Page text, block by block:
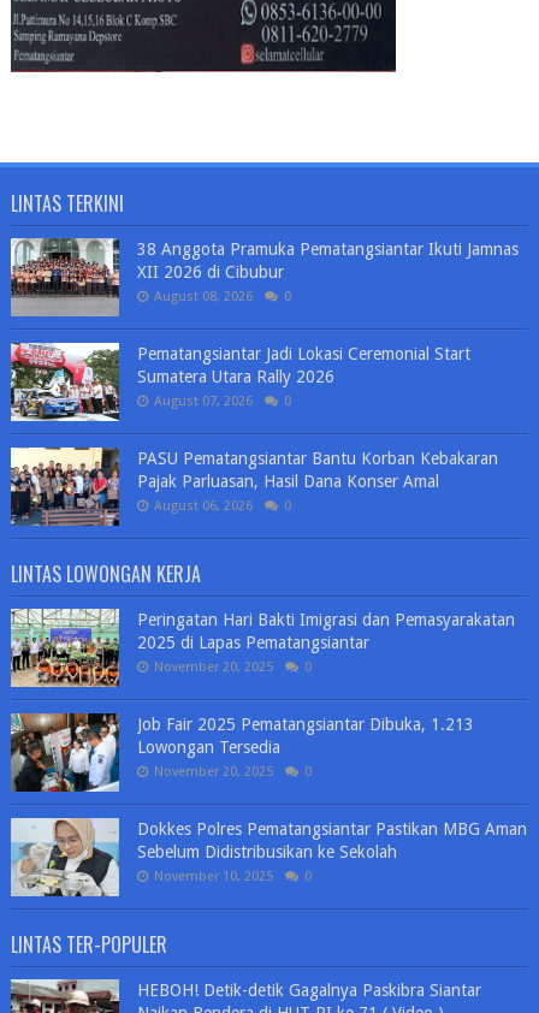
LINTAS TERKINI
38 Anggota Pramuka Pematangsiantar Ikuti Jamnas
XII 2026 di Cibubur
August 08, 2026 0
Pematangsiantar Jadi Lokasi Ceremonial Start
Sumatera Utara Rally 2026
August 07, 2026 0
PASU Pematangsiantar Bantu Korban Kebakaran
Pajak Parluasan, Hasil Dana Konser Amal
August 06, 2026 0
LINTAS LOWONGAN KERJA
Peringatan Hari Bakti Imigrasi dan Pemasyarakatan
2025 di Lapas Pematangsiantar
November 20, 2025 0
Job Fair 2025 Pematangsiantar Dibuka, 1.213
Lowongan Tersedia
November 20, 2025 0
Dokkes Polres Pematangsiantar Pastikan MBG Aman
Sebelum Didistribusikan ke Sekolah
November 10, 2025 0
LINTAS TER-POPULER
HEBOH! Detik-detik Gagalnya Paskibra Siantar